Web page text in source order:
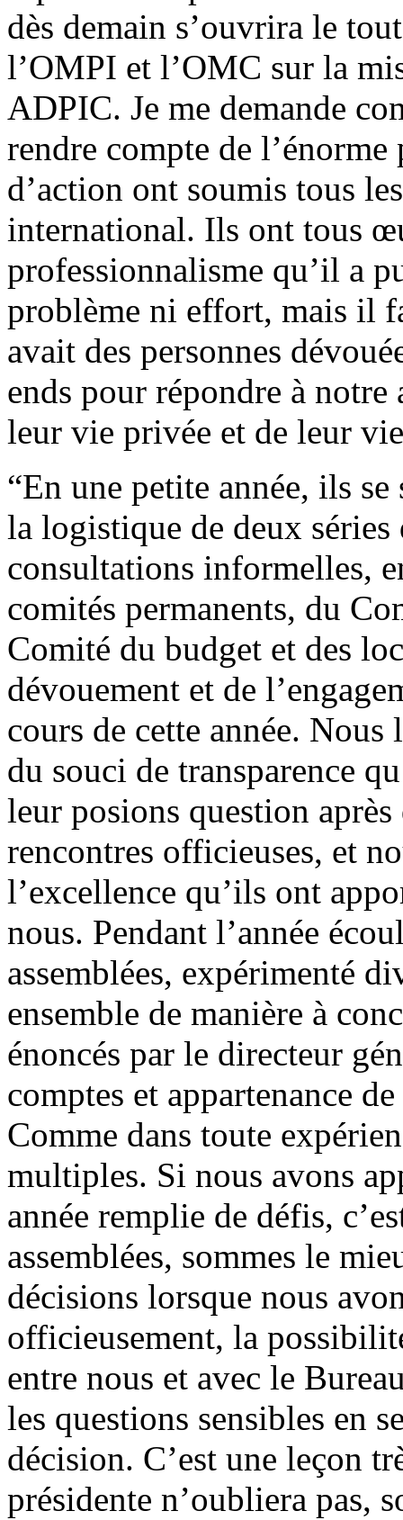
dès demain s’ouvrira le
l’OMPI et l’OMC sur la
ADPIC. Je me demande
rendre compte de
d’action ont soumis tous
international. Ils ont tous
professionnalisme qu’il a
problème ni effort, mais il
avait des personnes
ends pour répondre à
leur vie privée et de leur
“En une petite année, ils
la logistique de deux séries
consultations informelles,
comités permanents, du
Comité du budget et des
dévouement et de
cours de cette année.
du souci de transparence
leur posions question
rencontres officieuses, et
l’excellence qu’ils ont
nous. Pendant l’année
assemblées, expérimenté
ensemble de manière à
énoncés par le directeur
comptes et appartenance
Comme dans toute
multiples. Si nous avons
année remplie de défis,
assemblées, sommes le
décisions lorsque nous
officieusement, la
entre nous et avec le
les questions sensibles en
décision. C’est une leçon
présidente n’oubliera pas,